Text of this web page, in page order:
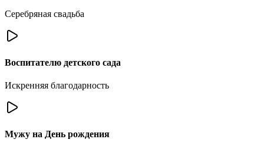
Серебряная свадьба
Воспитателю детского сада
Искренняя благодарность
Мужу на День рождения